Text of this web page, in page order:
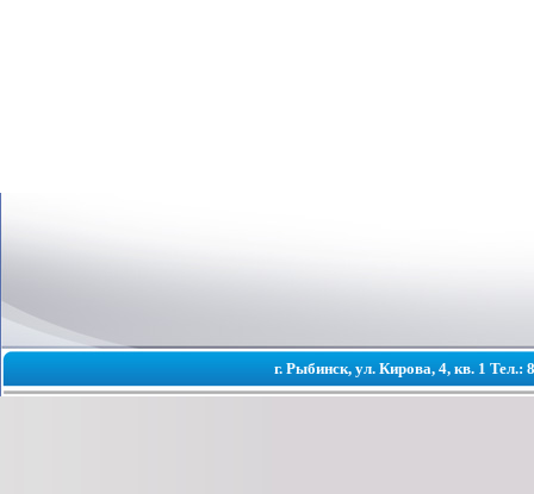
г. Рыбинск, ул. Кирова, 4, кв. 1 Тел.: